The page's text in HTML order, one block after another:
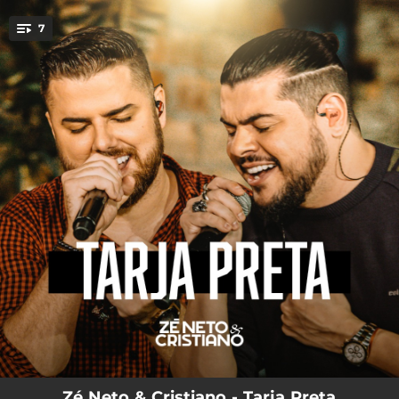
You're all set!
7
Pior Dos Piores
02:23
Waze Falou
02:58
Você Não Merece
02:31
Batendo o Dente
03:11
Alimentando Vontade
02:18
Número Restrito
02:38
Melhor Ser uma Saudade
02:39